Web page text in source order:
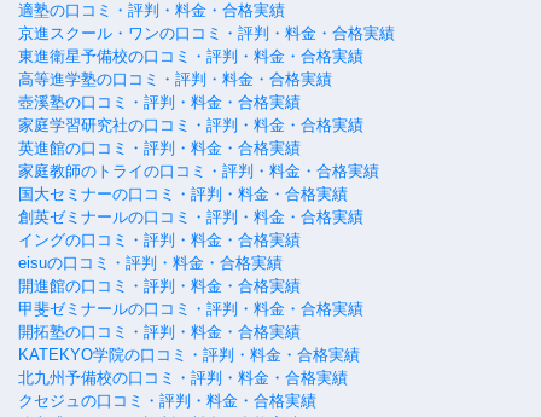
適塾の口コミ・評判・料金・合格実績
京進スクール・ワンの口コミ・評判・料金・合格実績
東進衛星予備校の口コミ・評判・料金・合格実績
高等進学塾の口コミ・評判・料金・合格実績
壺溪塾の口コミ・評判・料金・合格実績
家庭学習研究社の口コミ・評判・料金・合格実績
英進館の口コミ・評判・料金・合格実績
家庭教師のトライの口コミ・評判・料金・合格実績
国大セミナーの口コミ・評判・料金・合格実績
創英ゼミナールの口コミ・評判・料金・合格実績
イングの口コミ・評判・料金・合格実績
eisuの口コミ・評判・料金・合格実績
開進館の口コミ・評判・料金・合格実績
甲斐ゼミナールの口コミ・評判・料金・合格実績
開拓塾の口コミ・評判・料金・合格実績
KATEKYO学院の口コミ・評判・料金・合格実績
北九州予備校の口コミ・評判・料金・合格実績
クセジュの口コミ・評判・料金・合格実績